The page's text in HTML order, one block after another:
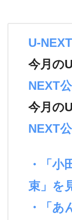
U-
今月の
NEXT
今月の
NEXT
・「
束」を
・「あ